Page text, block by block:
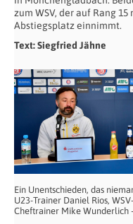
zum WSV, der auf Rang
Abstiegsplatz einnimmt.
Text: Siegfried Jähne
Ein Unentschieden, das
U23-Trainer Daniel Rios,
Cheftrainer Mike Wunderlich